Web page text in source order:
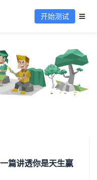
开始测试
篇讲透你是天生赢